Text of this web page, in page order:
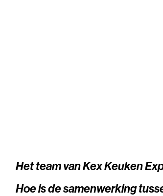
Het team van Kex Keuken
Hoe is de samenwerking